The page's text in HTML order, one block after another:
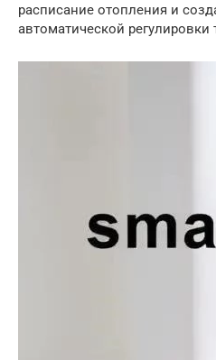
расписание отопления и
автоматической регулировки